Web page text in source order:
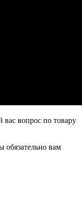
вопрос по товару
вам